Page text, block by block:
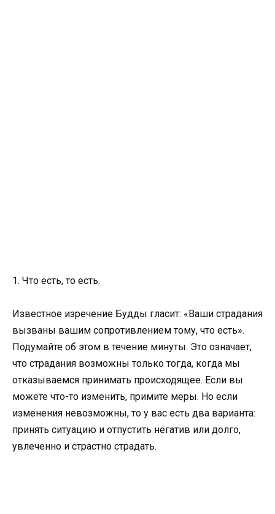
1. Что есть, то есть.
Известное изречение Будды гласит: «Ваши страдания
вызваны вашим сопротивлением тому, что есть».
Подумайте об этом в течение минуты. Это означает,
что страдания возможны только тогда, когда мы
отказываемся принимать происходящее. Если вы
можете что-то изменить, примите меры. Но если
изменения невозможны, то у вас есть два варианта:
принять ситуацию и отпустить негатив или долго,
увлеченно и страстно страдать.